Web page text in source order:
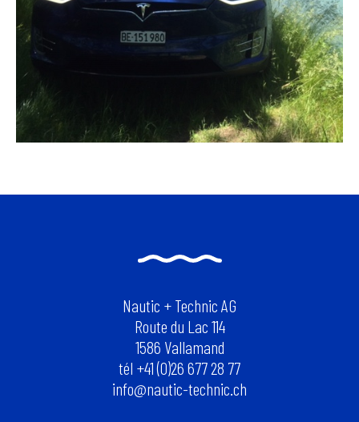
Nautic + Technic AG
Route du Lac 114
1586 Vallamand
tél +41 (0)26 677 28 77
info@nautic-technic.ch